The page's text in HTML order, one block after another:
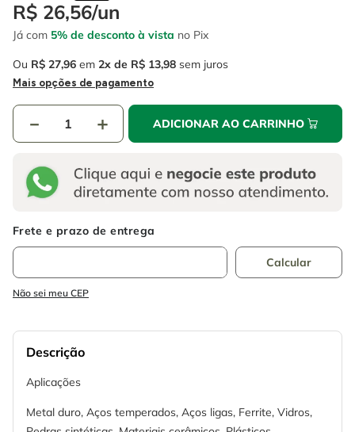
R$ 26,56/un
Já com 5% de desconto à vista no Pix
Ou R$ 27,96 em 2 R$ 13,98 sem juros
Mais opções de pagamento
＋
－ ADICIONAR AO CARRINHO
Não sei meu CEP
Descrição
Aplicações
Metal duro, Aços temperados, Aços ligas, Ferrite, Vidros,
6 º fio
7º chave impacto
8º disco corte
serra copo
º escada
º serra circular
º fio
disco corte
serra copo